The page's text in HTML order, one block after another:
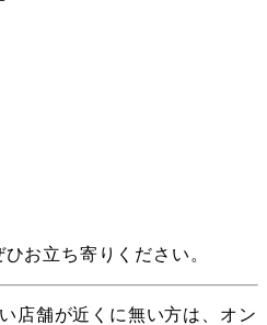
お立ち寄りください。
店舗が近くに無い方は、オン